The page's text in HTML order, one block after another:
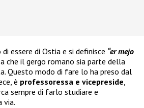
essere di Ostia e si definisce “er mejo
che il gergo romano sia parte della
Questo modo di fare lo ha preso dal
è professoressa e vicepreside,
sempre di farlo studiare e
via.